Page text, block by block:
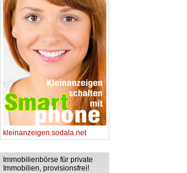
kleinanzeigen.sodala.net
Immobilienbörse für private
Immobilien, provisionsfrei!